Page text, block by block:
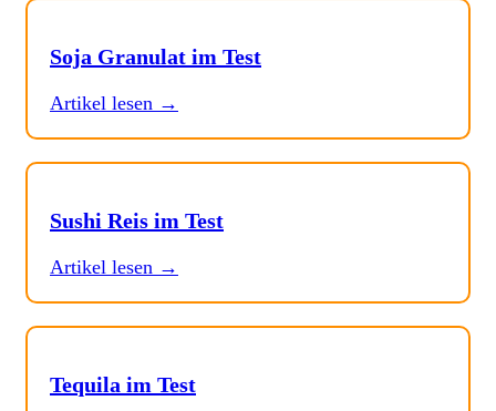
Soja Granulat im Test
Artikel lesen →
Sushi Reis im Test
Artikel lesen →
Tequila im Test